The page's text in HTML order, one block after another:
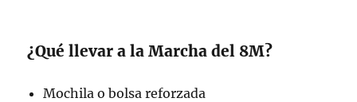
¿Qué llevar a la Marcha del 8M?
Mochila o bolsa reforzada